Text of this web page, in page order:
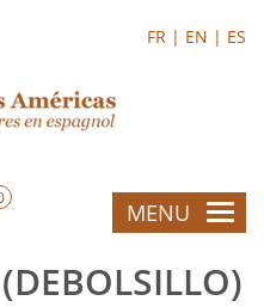
FR | EN | ES
MENU